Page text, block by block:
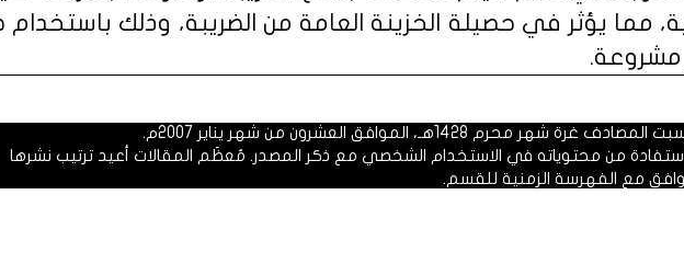
مما يؤثر في حصيلة الخزينة العامة من الضريبة، وذلك
مشروعة.
الموافق العشرون من شهر يناير 2007م.
من محتوياته في الاستخدام الشخصي مع ذكر المصدر. مُعظَم المقالات أعيد ترتيب نشرها
مع الفهرسة الزمنية للقسم.